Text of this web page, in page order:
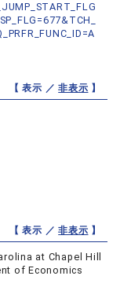
【 表示 ／非表示 】
【 表示 ／非表示 】
at Chapel Hill
of Economics